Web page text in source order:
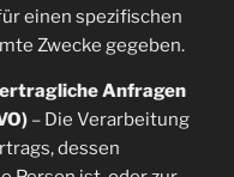
einen spezifischen
Zwecke gegeben.
Anfragen
– Die Verarbeitung
dessen